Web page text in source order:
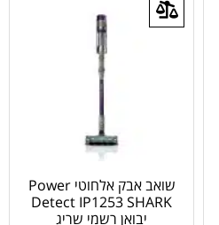
שואב אבק אלחוטי Power
Detect IP1253 SHARK
יבואן רשמי שריג